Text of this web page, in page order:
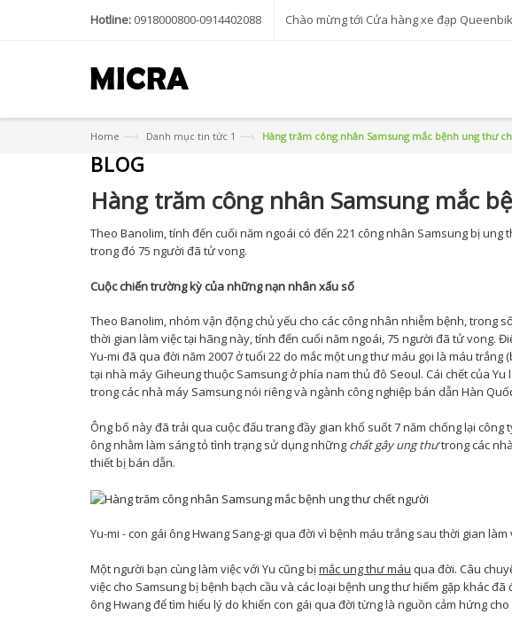
Hotline: 0918000800-0914402088 Chào mừng tới Cửa hàng xe đạp
Home —› Danh mục tin tức 1 —› Hàng trăm công nhân Samsung mắc bệnh ung thư
BLOG
Hàng trăm công nhân Samsung mắc
Theo Banolim, tính đến cuối năm ngoái có đến 221 công nhân Samsung bị
trong đó 75 người đã tử vong.
Cuộc chiến trường kỳ của những nạn nhân xấu số
Theo Banolim, nhóm vận động chủ yếu cho các công nhân nhiễm bệnh, trong
thời gian làm việc tại hãng này, tính đến cuối năm ngoái, 75 người đã tử vong.
Yu-mi đã qua đời năm 2007 ở tuổi 22 do mắc một ung thư máu gọi là máu
tại nhà máy Giheung thuộc Samsung ở phía nam thủ đô Seoul. Cái chết của
trong các nhà máy Samsung nói riêng và ngành công nghiệp bán dẫn Hàn
Ông bố này đã trải qua cuộc đấu trang đầy gian khổ suốt 7 năm chống lại công
ông nhằm làm sáng tỏ tình trạng sử dụng những chất gây ung thưtrong các
thiết bị bán dẫn.
Yu-mi - con gái ông Hwang Sang-gi qua đời vì bệnh máu trắng sau thời gian
Một người bạn cùng làm việc với Yu cũng bịmắc ung thư máu qua đời. Câu
việc cho Samsung bị bệnh bạch cầu và các loại bệnh ung thư hiếm gặp khác
ông Hwang để tìm hiểu lý do khiến con gái qua đời từng là nguồn cảm hứng